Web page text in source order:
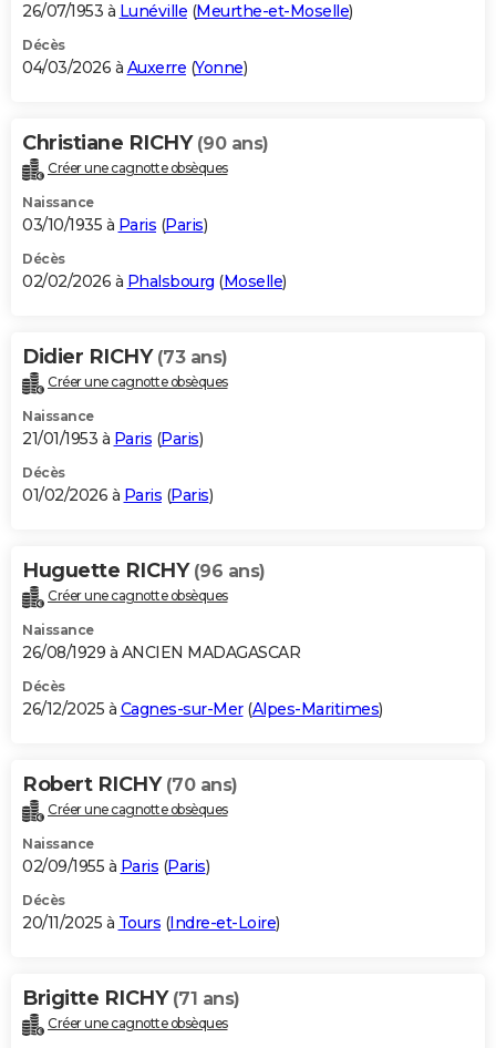
26/07/1953 à Lunéville (Meurthe-et-Moselle)
Décès
04/03/2026 à Auxerre (Yonne)
Christiane RICHY (90 ans)
Créer une cagnotte obsèques
Naissance
03/10/1935 à Paris (Paris)
Décès
02/02/2026 à Phalsbourg (Moselle)
Didier RICHY (73 ans)
Créer une cagnotte obsèques
Naissance
21/01/1953 à Paris (Paris)
Décès
01/02/2026 à Paris (Paris)
Huguette RICHY (96 ans)
Créer une cagnotte obsèques
Naissance
26/08/1929 à ANCIEN MADAGASCAR
Décès
26/12/2025 à Cagnes-sur-Mer(Alpes-Maritimes)
Robert RICHY (70 ans)
Créer une cagnotte obsèques
Naissance
02/09/1955 à Paris (Paris)
Décès
20/11/2025 à Tours (Indre-et-Loire)
Brigitte RICHY (71 ans)
Créer une cagnotte obsèques